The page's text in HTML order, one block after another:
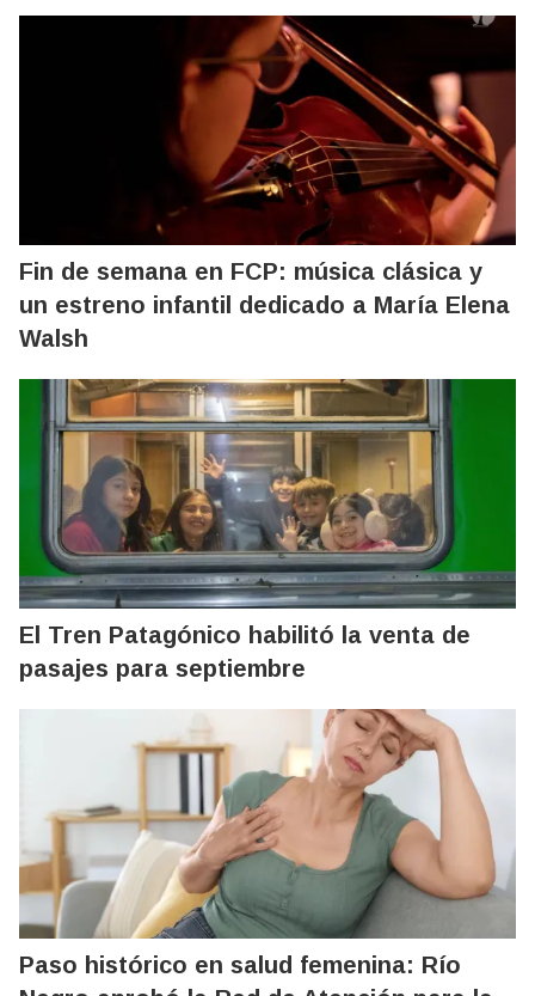
Fin de semana en FCP: música clásica y
un estreno infantil dedicado a María Elena
Walsh
El Tren Patagónico habilitó la venta de
pasajes para septiembre
Paso histórico en salud femenina: Río